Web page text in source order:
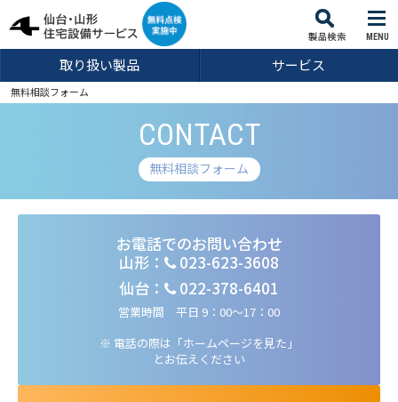
MENU
取り扱い製品 サービス
無料相談フォーム
CONTACT
無料相談フォーム
お電話でのお問い合わせ
山形：
023-623-3608
仙台：
022-378-6401
営業時間 平日 9：00～17：00
※ 電話の際は「ホームページを見た」
とお伝えください